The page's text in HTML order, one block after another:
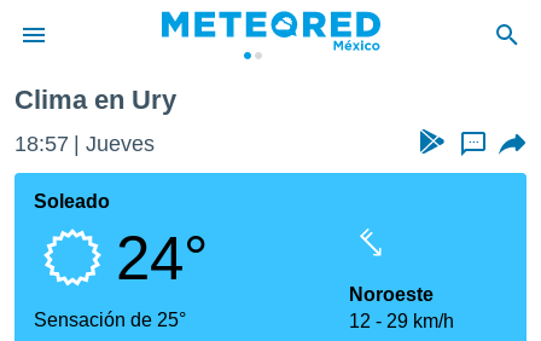
de
ha sido
calidad.
a este
Clima en Ury
18:57 Jueves ...
Soleado
24°
Sensación de 25°
Noroeste
12
29 km/h